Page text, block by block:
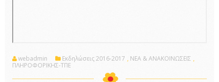
webadmin Εκδηλώσεις 2016-2017 , ΝΕΑ & ΑΝΑΚΟΙΝΩΣΕΙΣ ,
ΠΛΗΡΟΦΟΡΙΚΗΣ-ΤΠΕ